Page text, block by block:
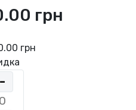
грн
грн
-